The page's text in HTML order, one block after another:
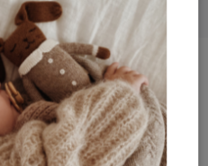
Previous
Novinka